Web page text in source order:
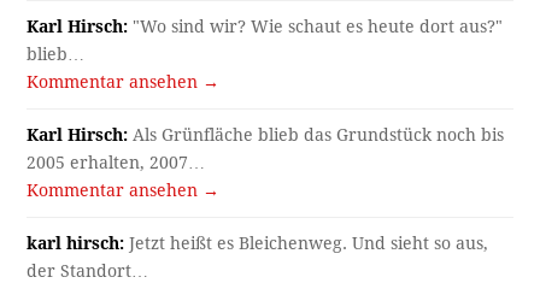
Karl Hirsch: "Wo sind wir? Wie schaut es heute dort aus?"
blieb…
Kommentar ansehen →
Karl Hirsch: Als Grünfläche blieb das Grundstück noch bis
2005 erhalten, 2007…
Kommentar ansehen →
karl hirsch: Jetzt heißt es Bleichenweg. Und sieht so aus,
der Standort…